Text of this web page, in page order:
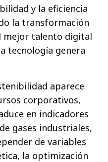
y la eficiencia
la transformación
mejor talento digital
tecnología genera
aparece
corporativos,
en indicadores
gases industriales,
de variables
la optimización